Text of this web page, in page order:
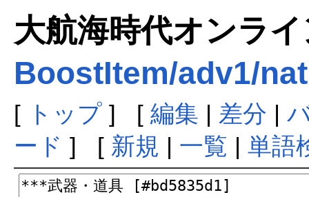
大航海時代オンラ
BoostItem/adv1/
[ トップ] [ 編集 | 差分 |
ード ] [ 新規 | 一覧 | 単語